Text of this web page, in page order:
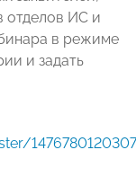
отделов ИС и
в режиме
и задать